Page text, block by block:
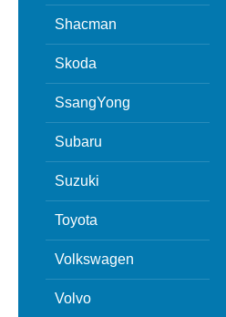
Shacman
Skoda
SsangYong
Subaru
Suzuki
Toyota
Volkswagen
Volvo